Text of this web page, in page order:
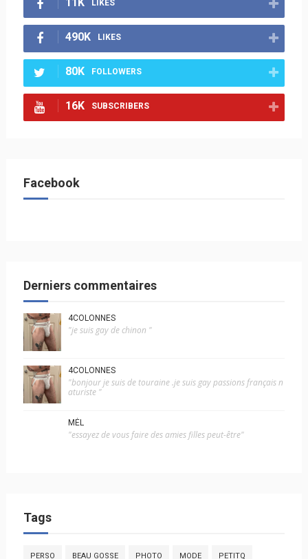
LIKES
490K LIKES
80K FOLLOWERS
16K SUBSCRIBERS
Facebook
Derniers commentaires
4COLONNES
"je suis gay de chinon "
4COLONNES
"bonjour je suis de touraine .je suis gay passions français n
aturiste "
MÉL
"essayez de vous faire des amies filles peut-être"
Tags
PERSO BEAU GOSSE PHOTO MODE PETITQ